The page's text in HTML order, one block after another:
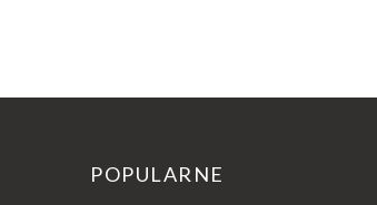
POPULARNE